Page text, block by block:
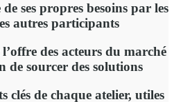
ses propres besoins par les
autres participants
des acteurs du marché
de sourcer des solutions
clés de chaque atelier, utiles